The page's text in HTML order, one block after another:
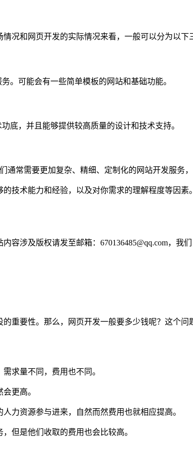
况和网页开发的实际情况来看，一般可以分为以下
。可能会有一些简单模板的网站和基础功能。
底，并且能够提供较高质量的设计和技术支持。
通常需要更加复杂、精细、定制化的网站开发服务
技术能力和经验，以及对你需求的理解程度等因
容涉及版权请发至邮箱：670136485@qq.com，我
重要性。那么，网页开发一般要多少钱呢？这个
求量不同，费用也不同。
更高。
力资源参与进来，自然而然费用也就相应提高。
但是他们收取的费用也会比较高。